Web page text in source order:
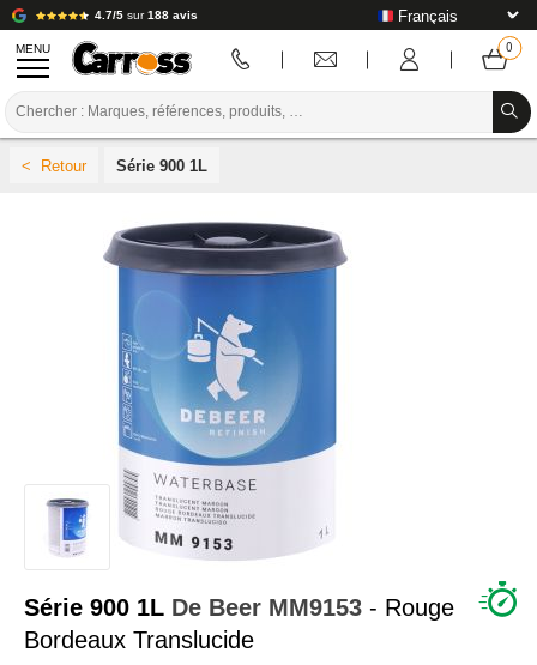
4.7/5 sur188 avis
MENU
PREPARATION / PEINTURE / FINITION
CONSOMMABLE CARROSSERIE
OUTILLAGE CARROSSERIE
ÉQUIPEMENT ATELIER CARROSSERIE
INSTALLATION LABO
TUTORIEL & CONSEILS
Série 900 1L
Série 900 1L De Beer MM9153 - Rouge
Bordeaux Translucide